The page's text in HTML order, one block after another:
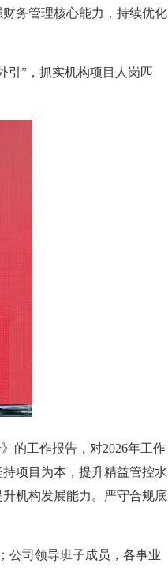
务管理核心能力，持续优化
”，抓实机构项目人岗匹
的工作报告，对2026年工作
项目为本，提升精益管控水
机构发展能力。严守合规底
司领导班子成员，各事业